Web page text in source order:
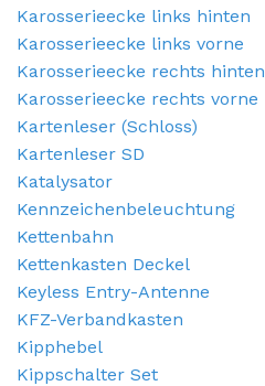
Karosserieecke links hinten
Karosserieecke links vorne
Karosserieecke rechts hinten
Karosserieecke rechts vorne
Kartenleser (Schloss)
Kartenleser SD
Katalysator
Kennzeichenbeleuchtung
Kettenbahn
Kettenkasten Deckel
Keyless Entry-Antenne
KFZ-Verbandkasten
Kipphebel
Kippschalter Set